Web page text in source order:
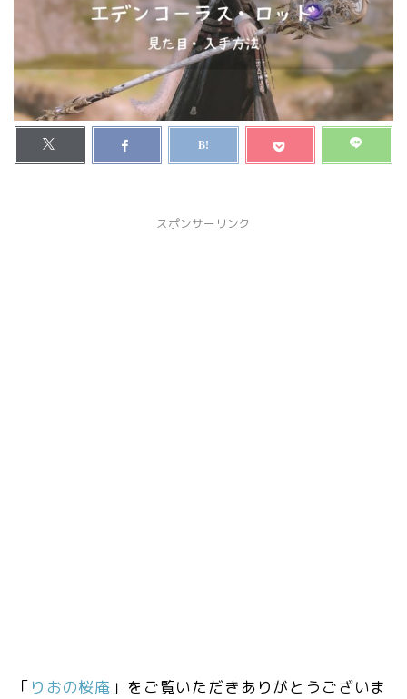
スポンサーリンク
「 りおの桜庵 」をご覧いただきありがとうございま